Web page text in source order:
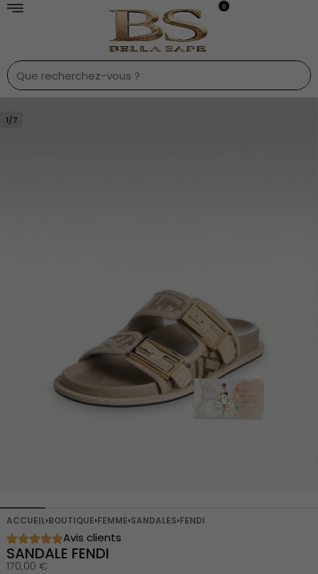
0
1/7
ACCUEIL›BOUTIQUE›FEMME›SANDALES›FENDI
Avis clients
SANDALE FENDI
170,00 €